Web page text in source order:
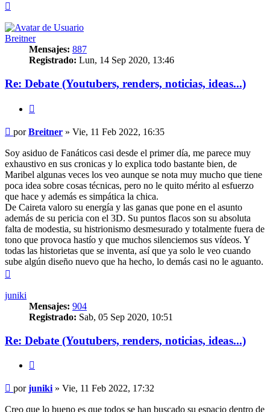
Breitner
Mensajes: 887
Registrado: Lun, 14 Sep 2020, 13:46
Re: Debate (Youtubers, renders, noticias, ideas...)
Mensaje
porBreitner » Vie, 11 Feb 2022, 16:35
Soy asiduo de Fanáticos casi desde el primer día, me parece muy
exhaustivo en sus cronicas y lo explica todo bastante bien, de
Maribel algunas veces los veo aunque se nota muy mucho que tiene
poca idea sobre cosas técnicas, pero no le quito mérito al esfuerzo
que hace y además es simpática la chica.
De Caireta valoro su energía y las ganas que pone en el asunto
además de su pericia con el 3D. Su puntos flacos son su absoluta
falta de modestia, su histrionismo desmesurado y totalmente fuera de
tono que provoca hastío y que muchos silenciemos sus vídeos. Y
todas las historietas que se inventa, así que ya solo le veo cuando
sube algún diseño nuevo que ha hecho, lo demás casi no le aguanto.
juniki
Mensajes: 904
Registrado: Sab, 05 Sep 2020, 10:51
Re: Debate (Youtubers, renders, noticias, ideas...)
Mensaje
porjuniki » Vie, 11 Feb 2022, 17:32
Creo que lo bueno es que todos se han buscado su espacio dentro de